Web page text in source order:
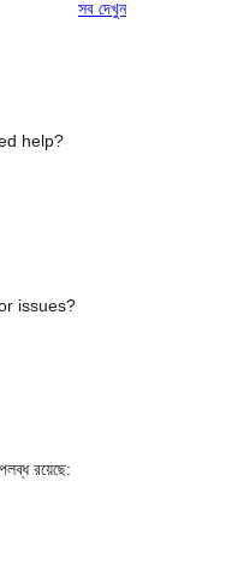
সবরিভিউ
দেখুন
help?
issues?
রয়েছে: